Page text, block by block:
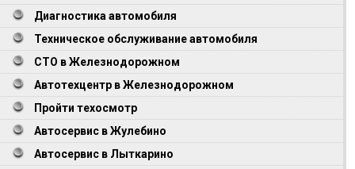
Диагностика автомобиля
Техническое обслуживание автомобиля
СТО в Железнодорожном
Автотехцентр в Железнодорожном
Пройти техосмотр
Автосервис в Жулебино
Автосервис в Лыткарино